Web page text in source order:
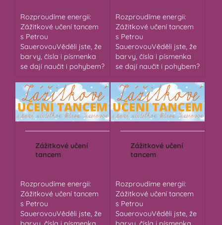
Rozproudíme energii:
Zážitkové učení tancem
s Petrou
SauerovouVěděli jste, že
barvy, čísla i písmenka
se dají naučit i pohybem?
Rozproudíme energii:
Zážitkové učení tancem
s Petrou
SauerovouVěděli jste, že
barvy, čísla i písmenka
se dají naučit i pohybem?
Zážitkové učení
tancem
Rozproudíme energii:
Zážitkové učení tancem
s Petrou
SauerovouVěděli jste, že
Zážitkové učení
tancem
Rozproudíme energii:
Zážitkové učení tancem
s Petrou
SauerovouVěděli jste, že